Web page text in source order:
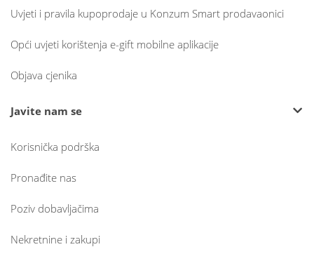
Uvjeti i pravila kupoprodaje u Konzum Smart prodavaonici
Opći uvjeti korištenja e-gift mobilne aplikacije
Objava cjenika
Javite nam se
Korisnička podrška
Pronađite nas
Poziv dobavljačima
Nekretnine i zakupi